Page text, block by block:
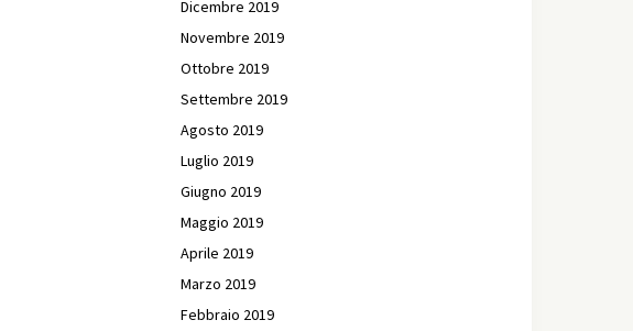
Dicembre 2019
Novembre 2019
Ottobre 2019
Settembre 2019
Agosto 2019
Luglio 2019
Giugno 2019
Maggio 2019
Aprile 2019
Marzo 2019
Febbraio 2019